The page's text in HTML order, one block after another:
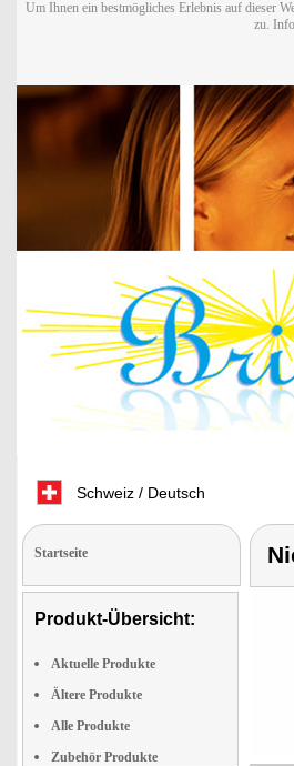
Um Ihnen ein bestmögliches Erlebnis auf dieser
zu.
Schweiz / Deutsch
Startseite
Produkt-Übersicht:
Aktuelle Produkte
Ältere Produkte
Alle Produkte
Zubehör Produkte